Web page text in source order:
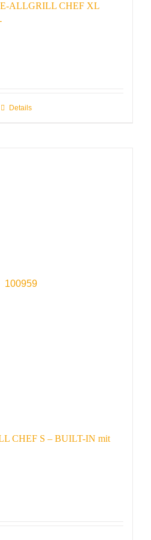
ALLGRILL CHEF XL
Details
CHEF S – BUILT-IN mit